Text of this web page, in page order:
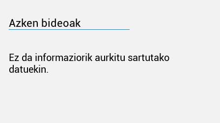
Azken bideoak
Ez da informaziorik aurkitu sartutako
datuekin.